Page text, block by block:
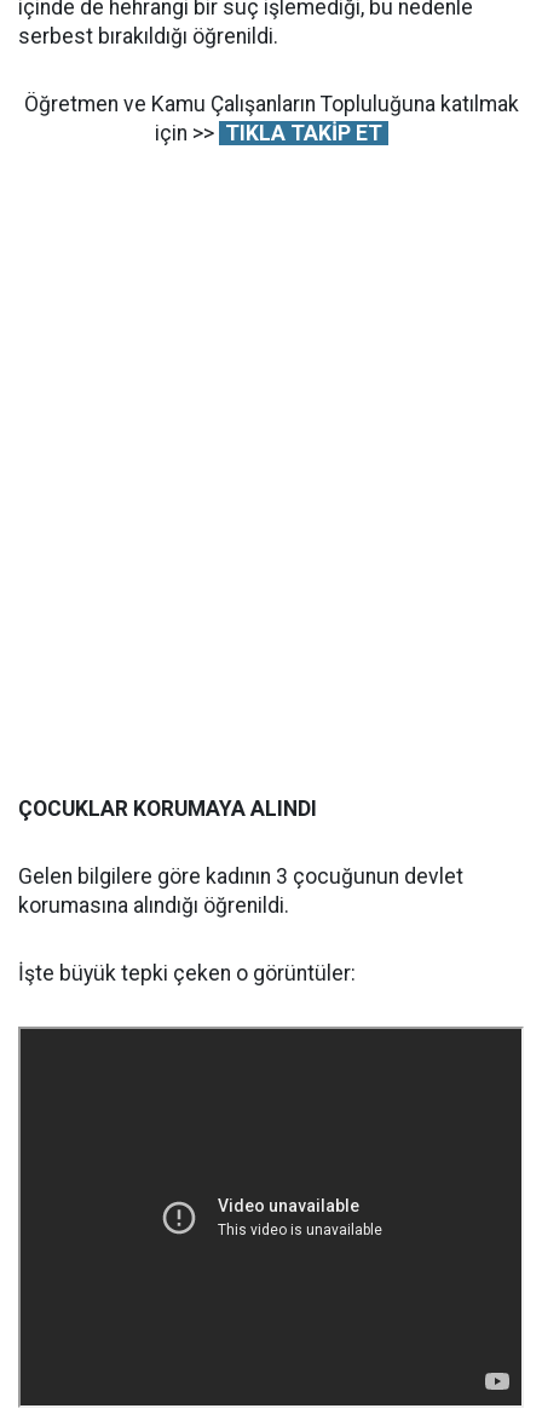
içinde de hehrangi bir suç işlemediği, bu nedenle
serbest bırakıldığı öğrenildi.
Öğretmen ve Kamu Çalışanların Topluluğuna katılmak
için >> TIKLA TAKİP ET
ÇOCUKLAR KORUMAYA ALINDI
Gelen bilgilere göre kadının 3 çocuğunun devlet
korumasına alındığı öğrenildi.
İşte büyük tepki çeken o görüntüler: